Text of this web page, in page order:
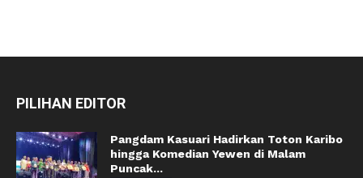
PILIHAN EDITOR
Pangdam Kasuari Hadirkan Toton Karibo
hingga Komedian Yewen di Malam
Puncak...